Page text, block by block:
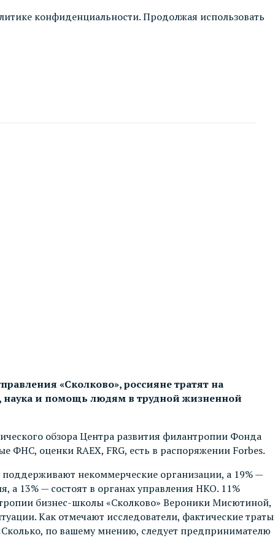
конфиденциальности. Продолжая использовать
«Сколково», россияне тратят на
наука и помощь людям в трудной жизненной
обзора Центра развития филантропии Фонда
ФНС, оценки RAEX, FRG, есть в распоряжении Forbes.
некоммерческие организации, а 19% —
13% — состоят в органах управления НКО. 11%
бизнес-школы «Сколково» Вероники Мисютиной,
Как отмечают исследователи, фактические траты
по вашему мнению, следует предпринимателю